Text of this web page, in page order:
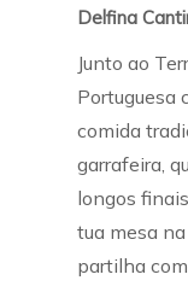
Delfina
Junto ao
Portuguesa
comida
garrafeira,
longos
tua mesa
partilha